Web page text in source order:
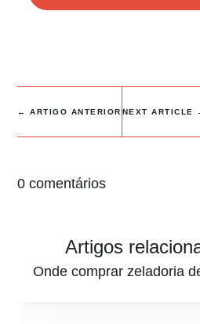
←ARTIGO ANTERIOR NEXT ARTICLE
0 comentários
Artigos
Onde comprar zeladoria